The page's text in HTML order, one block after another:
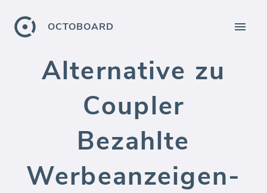
OCTOBOARD
Alternative zu
Coupler
Bezahlte
Werbeanzeigen-